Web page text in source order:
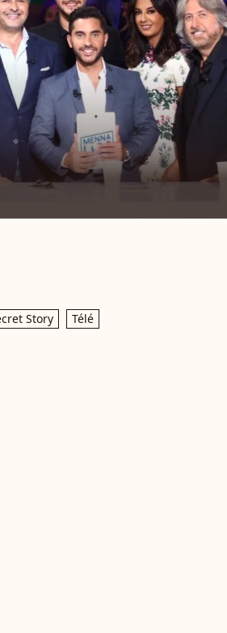
Story Télé